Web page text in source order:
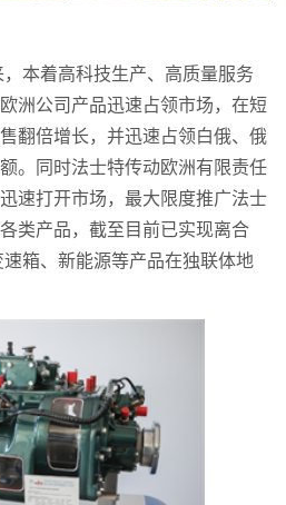
，本着高科技生产、高质量服务
洲公司产品迅速占领市场，在短
翻倍增长，并迅速占领白俄、俄
。同时法士特传动欧洲有限责任
速打开市场，最大限度推广法士
类产品，截至目前已实现离合
速箱、新能源等产品在独联体地